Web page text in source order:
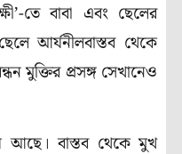
তে বাবা এবং ছেলের
আর্যনীলবাস্তব থেকে
মুক্তির প্রসঙ্গ সেখানেও
বাস্তব থেকে মুখ